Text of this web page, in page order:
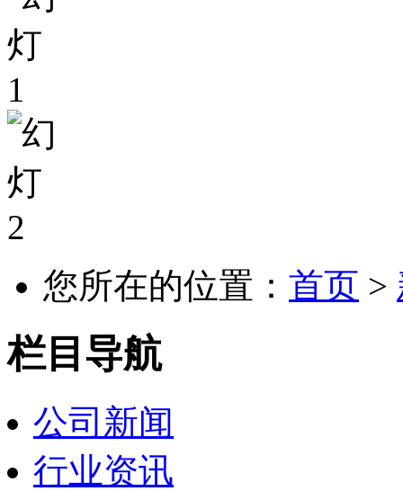
您所在的位置： 首页 >
栏目导航
公司新闻
行业资讯